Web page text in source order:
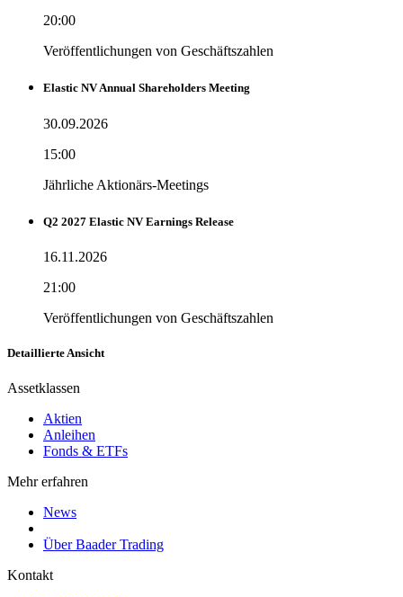
20:00
Veröffentlichungen von Geschäftszahlen
Elastic NV Annual Shareholders Meeting
30.09.2026
15:00
Jährliche Aktionärs-Meetings
Q2 2027 Elastic NV Earnings Release
16.11.2026
21:00
Veröffentlichungen von Geschäftszahlen
Detaillierte Ansicht
Assetklassen
Aktien
Anleihen
Fonds & ETFs
Mehr erfahren
News
Über Baader Trading
Kontakt